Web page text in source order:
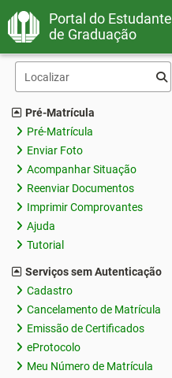
Portal do Estudante
de Graduação
Pré-Matrícula
Pré-Matrícula
Enviar Foto
Acompanhar Situação
Reenviar Documentos
Imprimir Comprovantes
Ajuda
Tutorial
Serviços sem Autenticação
Cadastro
Cancelamento de Matrícula
Emissão de Certificados
eProtocolo
Meu Número de Matrícula